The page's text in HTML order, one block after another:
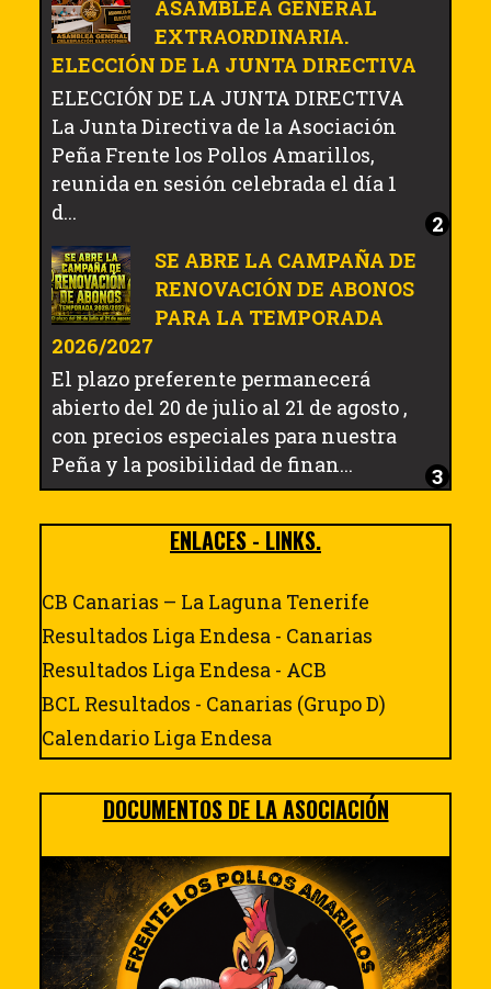
ASAMBLEA GENERAL
EXTRAORDINARIA.
ELECCIÓN DE LA JUNTA DIRECTIVA
ELECCIÓN DE LA JUNTA DIRECTIVA
La Junta Directiva de la Asociación
Peña Frente los Pollos Amarillos,
reunida en sesión celebrada el día 1
d...
SE ABRE LA CAMPAÑA DE
RENOVACIÓN DE ABONOS
PARA LA TEMPORADA
2026/2027
El plazo preferente permanecerá
abierto del 20 de julio al 21 de agosto ,
con precios especiales para nuestra
Peña y la posibilidad de finan...
ENLACES - LINKS.
CB Canarias – La Laguna Tenerife
Resultados Liga Endesa - Canarias
Resultados Liga Endesa - ACB
BCL Resultados - Canarias (Grupo D)
Calendario Liga Endesa
DOCUMENTOS DE LA ASOCIACIÓN